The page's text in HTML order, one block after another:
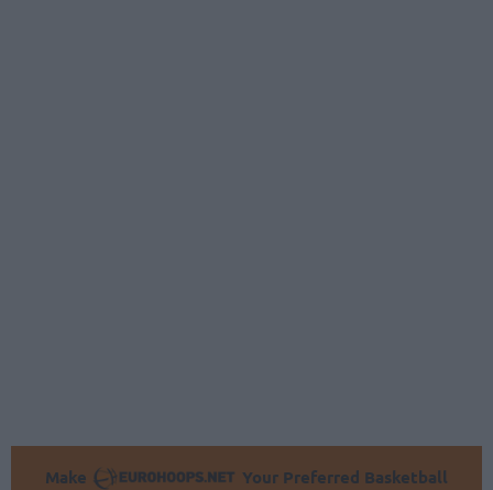
Make
Your Preferred Basketball